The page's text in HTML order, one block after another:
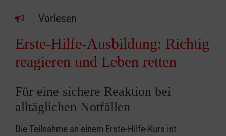
Vorlesen
Erste-Hilfe-Ausbildung: Richtig
reagieren und Leben retten
Für eine sichere Reaktion bei
alltäglichen Notfällen
Die Teilnahme an einem Erste-Hilfe-Kurs ist